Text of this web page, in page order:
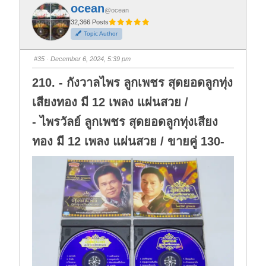
f
o
r
t
h
u
m
b
d
o
n
.
o
t
h
u
m
b
u
p
ocean@ocean
32,366 Posts
Topic Author
#35 · December 6, 2024, 5:39 pm
210. - กังวาลไพร ลูกเพชร สุดยอดลูกทุ่ง
เสียงทอง มี 12 เพลง แผ่นสวย /
- ไพรวัลย์ ลูกเพชร สุดยอดลูกทุ่งเสียง
ทอง มี 12 เพลง แผ่นสวย / ขายคู่ 130-